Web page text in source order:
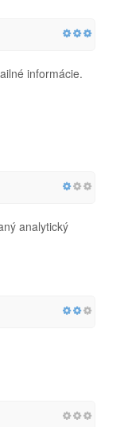
informácie.
analytický